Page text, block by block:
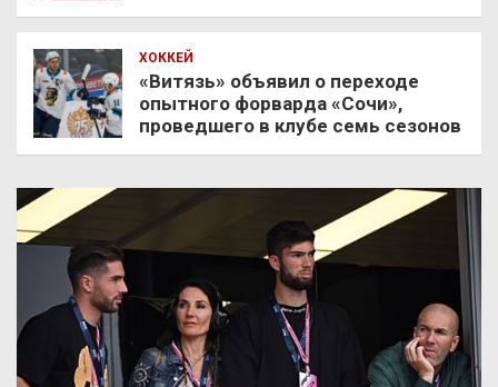
ХОККЕЙ
«Витязь» объявил о переходе
опытного форварда «Сочи»,
проведшего в клубе семь сезонов